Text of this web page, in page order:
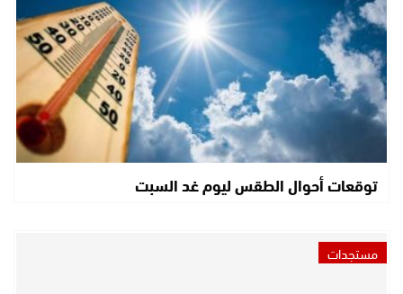
توقعات أحوال الطقس ليوم غد السبت
مستجدات